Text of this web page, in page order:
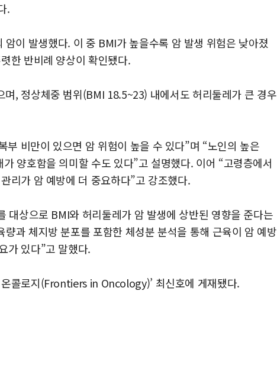
.
이 발생했다. 이 중 BMI가 높을수록 암 발생 위험은 낮아졌
한 반비례 양상이 확인됐다.
, 정상체중 범위(BMI 18.5~23) 내에서도 허리둘레가 큰 경우
부 비만이 있으면 암 위험이 높을 수 있다”며 “노인의 높은
양호함을 의미할 수도 있다”고 설명했다. 이어 “고령층에서
리가 암 예방에 더 중요하다”고 강조했다.
대상으로 BMI와 허리둘레가 암 발생에 상반된 영향을 준다는
과 체지방 분포를 포함한 체성분 분석을 통해 근육이 암 예방
가 있다”고 말했다.
콜로지(Frontiers in Oncology)’ 최신호에 게재됐다.